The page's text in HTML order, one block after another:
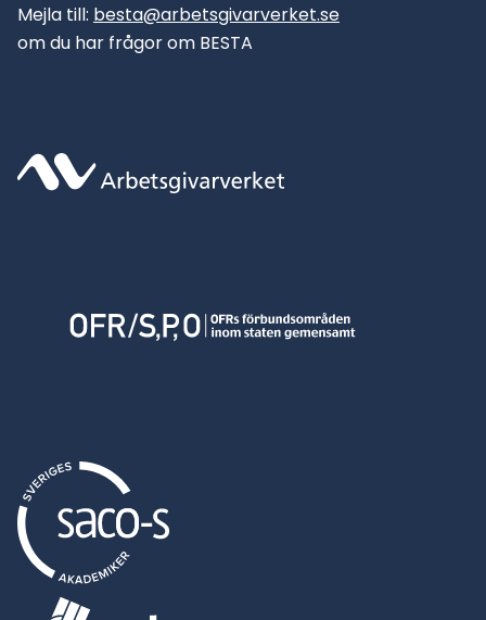
Mejla till: besta@arbetsgivarverket.se
om du har frågor om BESTA